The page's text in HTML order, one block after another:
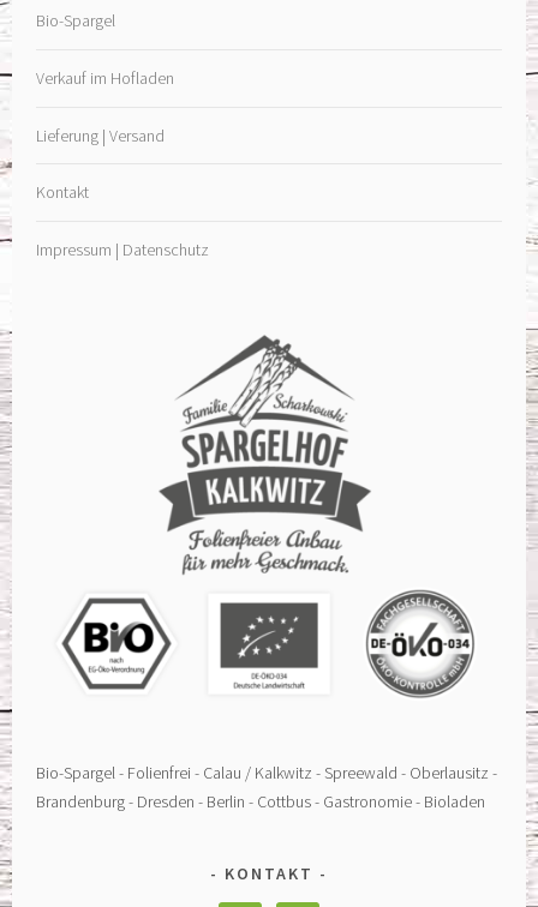
Bio-Spargel
Verkauf im Hofladen
Lieferung | Versand
Kontakt
Impressum | Datenschutz
Bio-Spargel - Folienfrei - Calau / Kalkwitz - Spreewald - Oberlausitz -
Brandenburg - Dresden - Berlin - Cottbus - Gastronomie - Bioladen
KONTAKT